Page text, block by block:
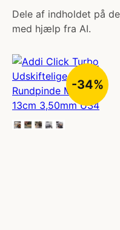
Dele af indholdet på
med hjælp fra AI.
-34%